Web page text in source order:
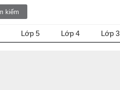
Lớp 5 Lớp 4 Lớp 3